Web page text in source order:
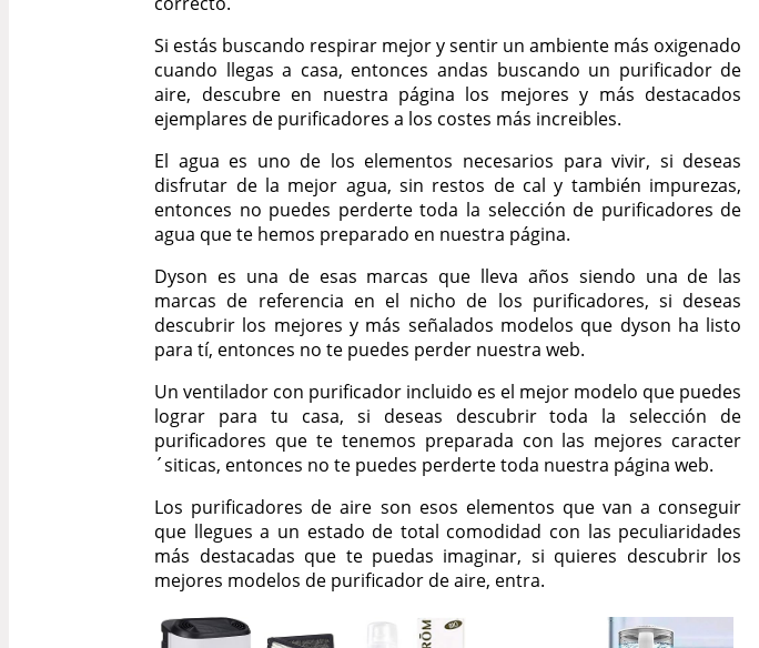
Si estás buscando respirar mejor y sentir un ambiente más oxigenado
cuando llegas a casa, entonces andas buscando un purificador de
aire, descubre en nuestra página los mejores y más destacados
ejemplares de purificadores a los costes más increibles.
El agua es uno de los elementos necesarios para vivir, si deseas
disfrutar de la mejor agua, sin restos de cal y también impurezas,
entonces no puedes perderte toda la selección de purificadores de
agua que te hemos preparado en nuestra página.
Dyson es una de esas marcas que lleva años siendo una de las
marcas de referencia en el nicho de los purificadores, si deseas
descubrir los mejores y más señalados modelos que dyson ha listo
para tí, entonces no te puedes perder nuestra web.
Un ventilador con purificador incluido es el mejor modelo que puedes
lograr para tu casa, si deseas descubrir toda la selección de
purificadores que te tenemos preparada con las mejores caracter
´siticas, entonces no te puedes perderte toda nuestra página web.
Los purificadores de aire son esos elementos que van a conseguir
que llegues a un estado de total comodidad con las peculiaridades
más destacadas que te puedas imaginar, si quieres descubrir los
mejores modelos de purificador de aire, entra.